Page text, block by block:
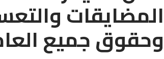
المضايقات
وحقوق جميع